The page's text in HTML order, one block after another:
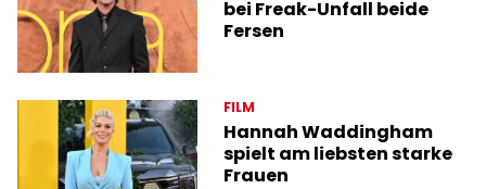
bei Freak-Unfall beide
Fersen
FILM
Hannah Waddingham
spielt am liebsten starke
Frauen